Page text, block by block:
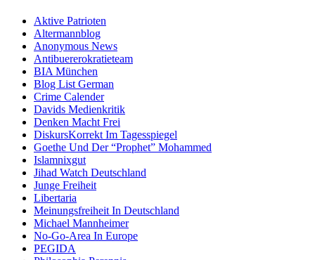
Aktive Patrioten
Altermannblog
Anonymous News
Antibuererokratieteam
BIA München
Blog List German
Crime Calender
Davids Medienkritik
Denken Macht Frei
DiskursKorrekt Im Tagesspiegel
Goethe Und Der “Prophet” Mohammed
Islamnixgut
Jihad Watch Deutschland
Junge Freiheit
Libertaria
Meinungsfreiheit In Deutschland
Michael Mannheimer
No-Go-Area In Europe
PEGIDA